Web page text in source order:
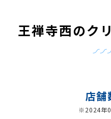
王禅寺西のク
店舗
※2024年